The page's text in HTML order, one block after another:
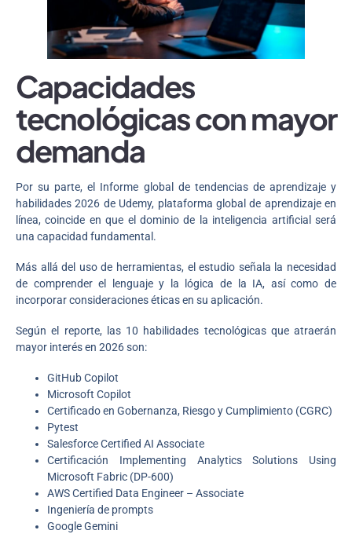
Capacidades
tecnológicas con mayor
demanda
Por su parte, el Informe global de tendencias de aprendizaje y
habilidades 2026 de Udemy, plataforma global de aprendizaje en
línea, coincide en que el dominio de la inteligencia artificial será
una capacidad fundamental.
Más allá del uso de herramientas, el estudio señala la necesidad
de comprender el lenguaje y la lógica de la IA, así como de
incorporar consideraciones éticas en su aplicación.
Según el reporte, las 10 habilidades tecnológicas que atraerán
mayor interés en 2026 son:
GitHub Copilot
Microsoft Copilot
Certificado en Gobernanza, Riesgo y Cumplimiento (CGRC)
Pytest
Salesforce Certified AI Associate
Certificación Implementing Analytics Solutions Using
Microsoft Fabric (DP-600)
AWS Certified Data Engineer – Associate
Ingeniería de prompts
Google Gemini